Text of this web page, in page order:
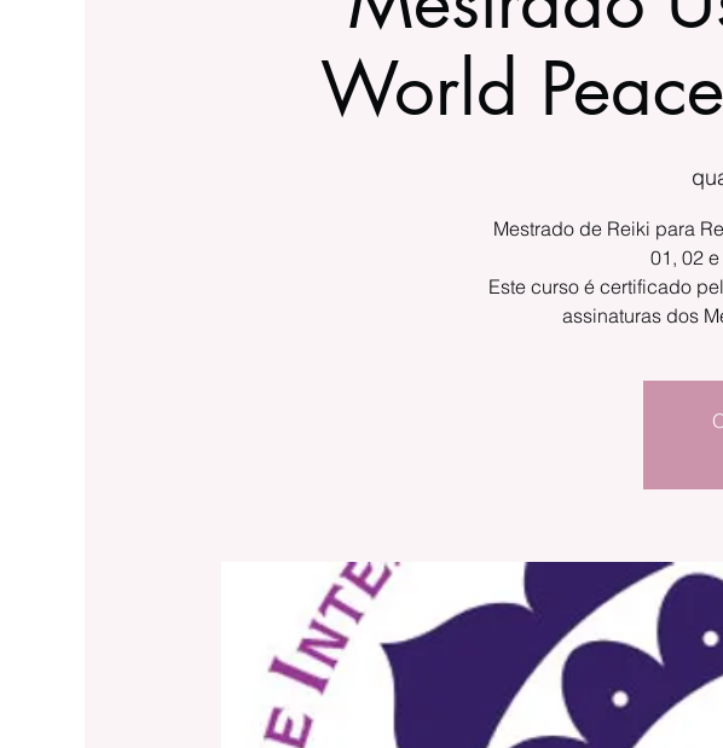
World
Mestrado de Reiki para
01, 02
Este curso é certificado
assinaturas dos